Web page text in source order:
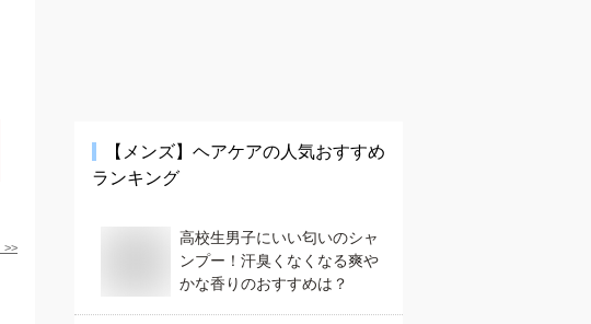
>>
【メンズ】 ヘアケアの人気おすすめ
ランキング
高校生男子にいい匂いのシャ
ンプー！汗臭くなくなる爽や
かな香りのおすすめは？